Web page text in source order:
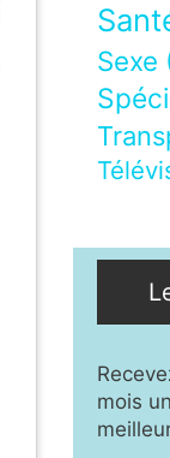
Sexe
mois